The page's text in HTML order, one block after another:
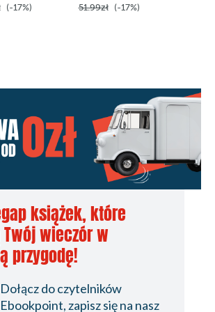
(-17%) 51.99zł (-17%)
książek, które
wieczór w
przygodę!
Dołącz do czytelników
Ebookpoint, zapisz się na nasz